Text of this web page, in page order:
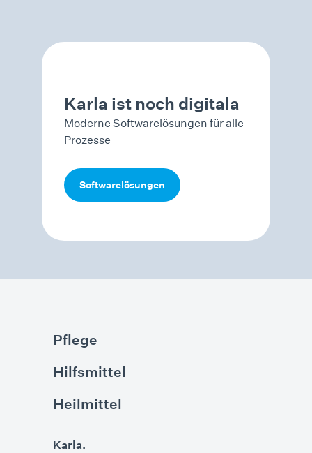
Karla ist noch digitala
Moderne Softwarelösungen für alle
Prozesse
Softwarelösungen
Pflege
Hilfsmittel
Heilmittel
Karla.